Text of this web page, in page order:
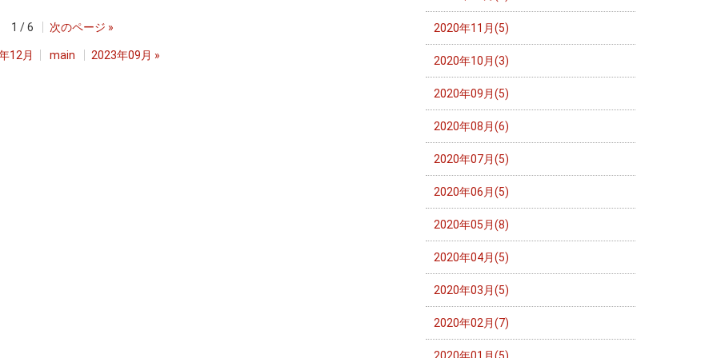
1 / 6 次のページ »
12月 main 2023年09月 »
2020年11月(5)
2020年10月(3)
2020年09月(5)
2020年08月(6)
2020年07月(5)
2020年06月(5)
2020年05月(8)
2020年04月(5)
2020年03月(5)
2020年02月(7)